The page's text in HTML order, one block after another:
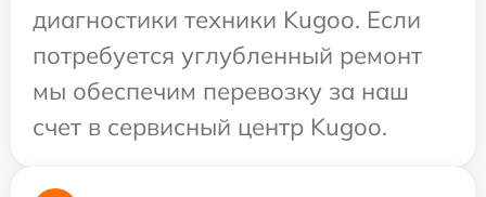
диагностики техники Kugoo. Если
потребуется углубленный ремонт
мы обеспечим перевозку за наш
счет в сервисный центр Kugoo.